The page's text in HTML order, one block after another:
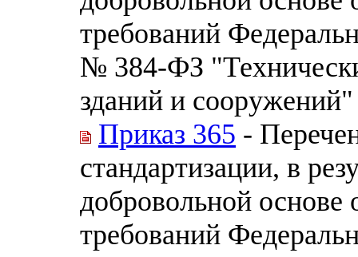
требований
№ 384-ФЗ
зданий и сооружений"
Приказ 365 -
стандартизации, в
добровольной основе
требований